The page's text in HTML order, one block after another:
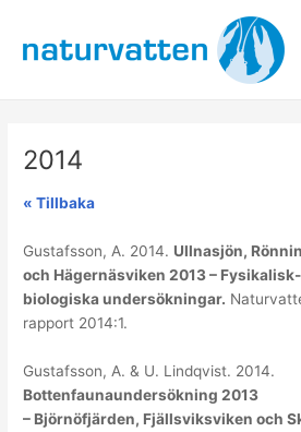
innehåll
2014
«Tillbaka
Gustafsson, A. 2014. Ullnasjön,
och Hägernäsviken 2013 –
biologiska undersökningar.
rapport 2014:1.
Gustafsson, A. & U. Lindqvist. 2014.
Bottenfaunaundersökning 2013
– Björnöfjärden, Fjällsviksviken och